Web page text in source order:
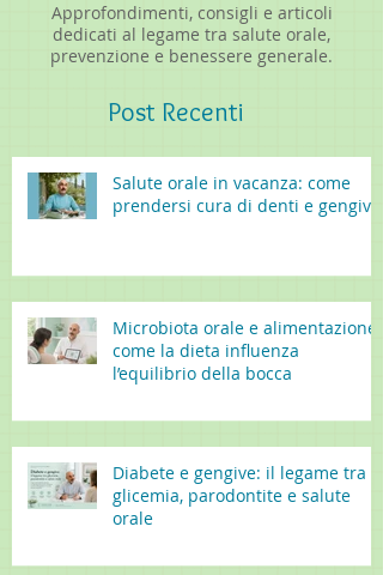
Approfondimenti, consigli e articoli
dedicati al legame tra salute orale,
prevenzione e benessere generale.
Post Recenti
Salute orale in vacanza: come
prendersi cura di denti e gengive
Microbiota orale e alimentazione:
come la dieta influenza
l’equilibrio della bocca
Diabete e gengive: il legame tra
glicemia, parodontite e salute
orale